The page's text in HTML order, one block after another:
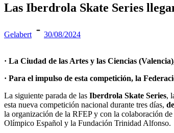
Las Iberdrola Skate Series
Gelabert 30/08/2024
· La Ciudad de las Artes y las Ciencias
· Para el impulso de esta competición, la
La siguiente parada de las Iberdrola Skate Series,
esta nueva competición nacional durante tres días,
la organización de la RFEP y con la colaboración
Olímpico Español y la Fundación Trinidad Alfonso.